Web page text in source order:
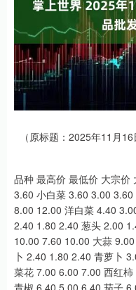
（原标题：2025年11月
品种 最高价 最低价 大宗
3.60 小白菜 3.60 3.00
8.00 12.00 洋白菜 4.40
2.40 1.80 2.40 葱头 2.00
10.00 7.60 10.00 大蒜
卜 2.40 1.80 2.40 青萝卜
菜花 7.00 6.00 7.00 西红
青椒 6.40 5.00 6.40 茄子